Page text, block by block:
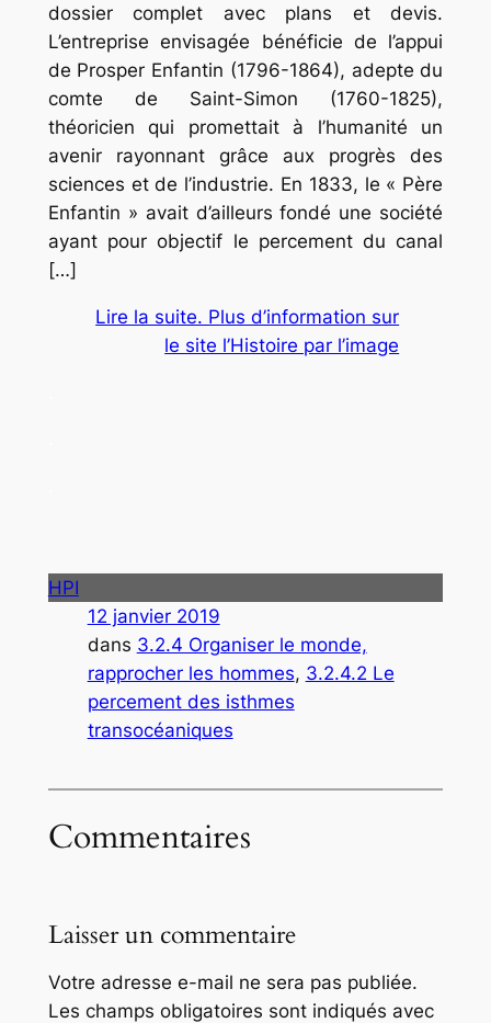
dossier complet avec plans et devis.
L’entreprise envisagée bénéficie de l’appui
de Prosper Enfantin (1796-1864), adepte du
comte de Saint-Simon (1760-1825),
théoricien qui promettait à l’humanité un
avenir rayonnant grâce aux progrès des
sciences et de l’industrie. En 1833, le « Père
Enfantin » avait d’ailleurs fondé une société
ayant pour objectif le percement du canal
[…]
Lire la suite. Plus d’information sur
le site l’Histoire par l’image
HPI
12 janvier 2019
dans 3.2.4 Organiser le monde,
rapprocher les hommes, 3.2.4.2 Le
percement des isthmes
transocéaniques
Commentaires
Laisser un commentaire
Votre adresse e-mail ne sera pas publiée.
Les champs obligatoires sont indiqués avec